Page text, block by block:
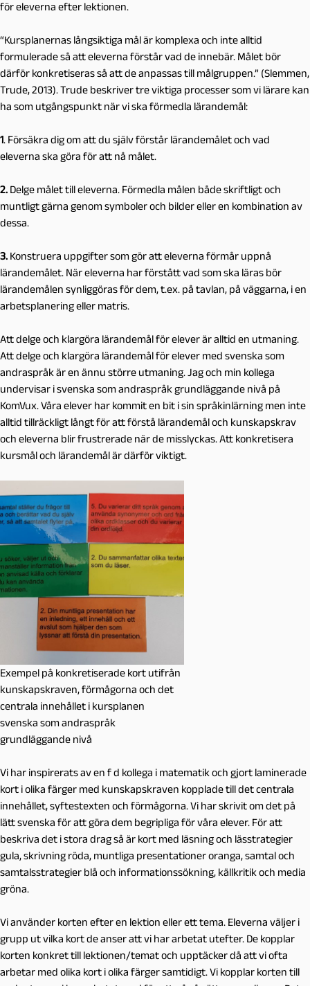
för eleverna efter lektionen.
“Kursplanernas långsiktiga mål är komplexa och inte alltid
formulerade så att eleverna förstår vad de innebär. Målet bör
därför konkretiseras så att de anpassas till målgruppen.” (Slemmen,
Trude, 2013). Trude beskriver tre viktiga processer som vi lärare kan
ha som utgångspunkt när vi ska förmedla lärandemål:
1. Försäkra dig om att du själv förstår lärandemålet och vad
eleverna ska göra för att nå målet.
2. Delge målet till eleverna. Förmedla målen både skriftligt och
muntligt gärna genom symboler och bilder eller en kombination av
dessa.
3. Konstruera uppgifter som gör att eleverna förmår uppnå
lärandemålet. När eleverna har förstått vad som ska läras bör
lärandemålen synliggöras för dem, t.ex. på tavlan, på väggarna, i en
arbetsplanering eller matris.
Att delge och klargöra lärandemål för elever är alltid en utmaning.
Att delge och klargöra lärandemål för elever med svenska som
andraspråk är en ännu större utmaning. Jag och min kollega
undervisar i svenska som andraspråk grundläggande nivå på
KomVux. Våra elever har kommit en bit i sin språkinlärning men inte
alltid tillräckligt långt för att förstå lärandemål och kunskapskrav
och eleverna blir frustrerade när de misslyckas. Att konkretisera
kursmål och lärandemål är därför viktigt.
Exempel på konkretiserade kort utifrån
kunskapskraven, förmågorna och det
centrala innehållet i kursplanen
svenska som andraspråk
grundläggande nivå
Vi har inspirerats av en f d kollega i matematik och gjort laminerade
kort i olika färger med kunskapskraven kopplade till det centrala
innehållet, syftestexten och förmågorna. Vi har skrivit om det på
lätt svenska för att göra dem begripliga för våra elever. För att
beskriva det i stora drag så är kort med läsning och lässtrategier
gula, skrivning röda, muntliga presentationer oranga, samtal och
samtalsstrategier blå och informationssökning, källkritik och media
gröna.
Vi använder korten efter en lektion eller ett tema. Eleverna väljer i
grupp ut vilka kort de anser att vi har arbetat utefter. De kopplar
korten konkret till lektionen/temat och upptäcker då att vi ofta
arbetar med olika kort i olika färger samtidigt. Vi kopplar korten till